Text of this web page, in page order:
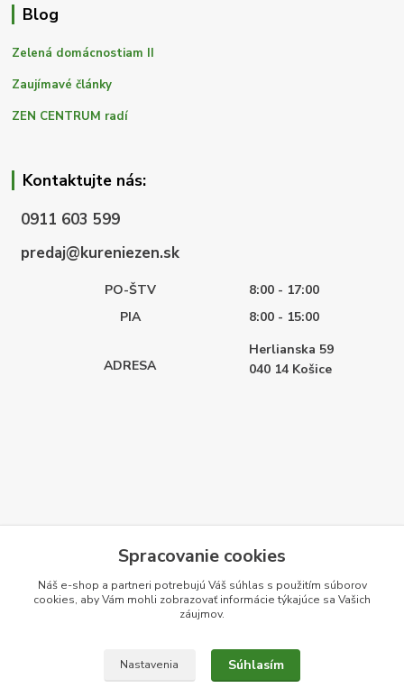
Blog
Zelená domácnostiam II
Zaujímavé články
ZEN CENTRUM radí
Kontaktujte nás:
0911 603 599
predaj@kureniezen.sk
PO-ŠTV
8:00 - 17:00
PIA
8:00 - 15:00
ADRESA
Herlianska 59
040 14 Košice
Spracovanie cookies
Náš e-shop a partneri potrebujú Váš súhlas s použitím súborov
cookies, aby Vám mohli zobrazovať informácie týkajúce sa Vašich
záujmov.
Nastavenia Súhlasím